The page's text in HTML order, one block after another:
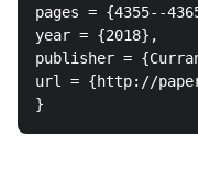
pages = {4355--
year = {2018},
publisher =
url = {http://